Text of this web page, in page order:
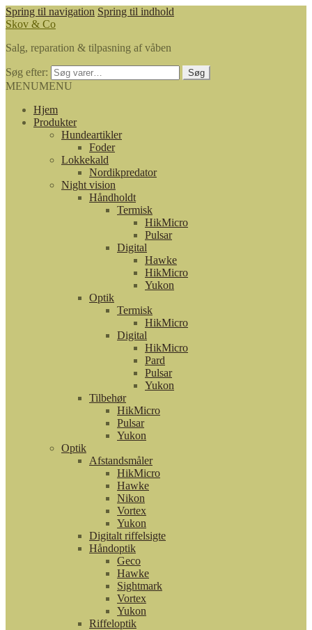
Spring til navigation Spring til indhold
Skov & Co
Salg, reparation & tilpasning af våben
Søg efter: Søg
MENUMENU
Hjem
Produkter
Hundeartikler
Foder
Lokkekald
Nordikpredator
Night vision
Håndholdt
Termisk
HikMicro
Pulsar
Digital
Hawke
HikMicro
Yukon
Optik
Termisk
HikMicro
Digital
HikMicro
Pard
Pulsar
Yukon
Tilbehør
HikMicro
Pulsar
Yukon
Optik
Afstandsmåler
HikMicro
Hawke
Nikon
Vortex
Yukon
Digitalt riffelsigte
Håndoptik
Geco
Hawke
Sightmark
Vortex
Yukon
Riffeloptik